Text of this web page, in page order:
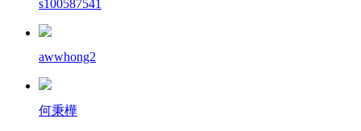
s100587541
awwhong2
何秉樺